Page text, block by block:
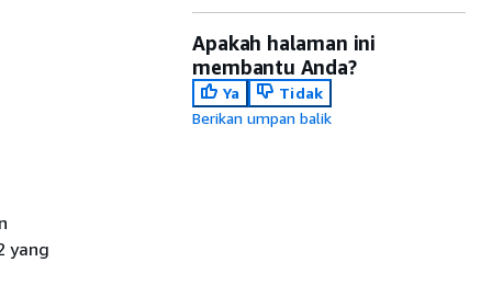
yang
Apakah halaman ini
membantu Anda?
Ya
Tidak
Berikan umpan balik